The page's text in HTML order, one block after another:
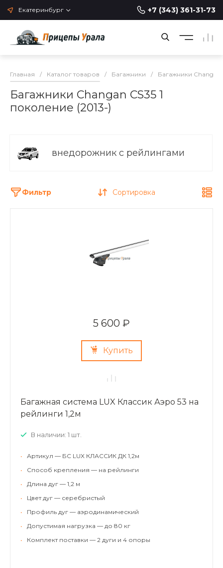
Екатеринбург +7 (343) 361-31-73
Главная / Каталог товаров / Багажники / Багажники Changan
Багажники Changan CS35 1
поколение (2013-)
внедорожник с рейлингами
Фильтр Сортировка
5 600 ₽
Купить
Багажная система LUX Классик Аэро 53 на
рейлинги 1,2м
В наличии: 1 шт.
•
Артикул — БС LUX КЛАССИК ДК 1,2м
•
Способ крепления — на рейлинги
•
Длина дуг — 1,2 м
•
Цвет дуг — серебристый
•
Профиль дуг — аэродинамический
•
Допустимая нагрузка — до 80 кг
•
Комплект поставки — 2 дуги и 4 опоры